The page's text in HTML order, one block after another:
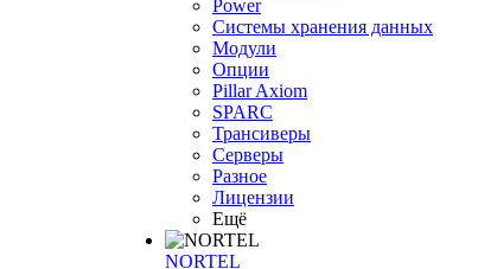
Power
Системы хранения данных
Модули
Опции
Pillar Axiom
SPARC
Трансиверы
Серверы
Разное
Лицензии
Ещё
NORTEL